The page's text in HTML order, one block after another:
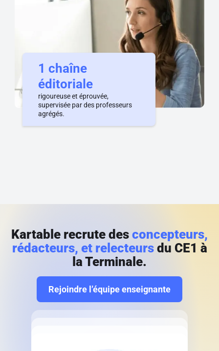
1 chaîne
éditoriale
rigoureuse et éprouvée,
supervisée par des professeurs
agrégés.
Kartable recrute des concepteurs,
rédacteurs, et relecteursdu CE1 à
la Terminale.
Rejoindre l’équipe enseignante